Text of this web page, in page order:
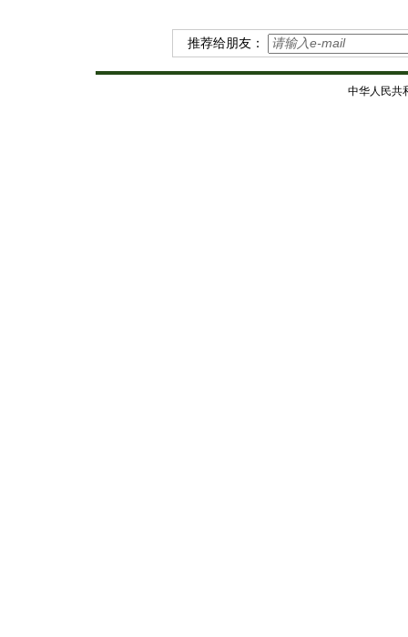
推荐给朋友：
中华人民共